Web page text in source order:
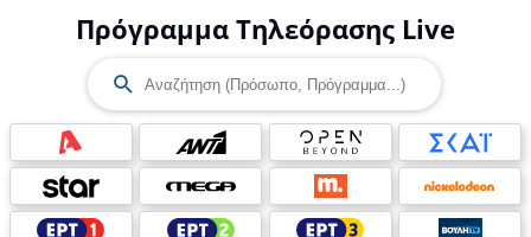
Πρόγραμμα Τηλεόρασης Live